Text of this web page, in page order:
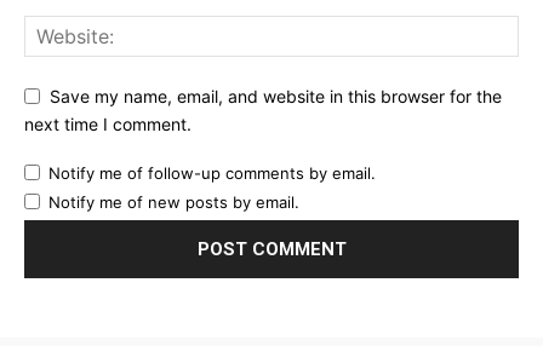
Save my name, email, and website in this browser for the
next time I comment.
Notify me of follow-up comments by email.
Notify me of new posts by email.